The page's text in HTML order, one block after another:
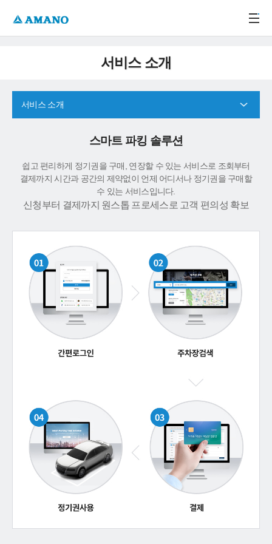
서비스 소개
서비스 소개
스마트 파킹 솔루션
쉽고 편리하게 정기권을 구매, 연장할 수 있는 서비스로 조회부터
결제까지 시간과 공간의 제약없이 언제 어디서나 정기권을 구매할
수 있는 서비스입니다.
신청부터 결제까지 원스톱 프로세스로 고객 편의성 확보